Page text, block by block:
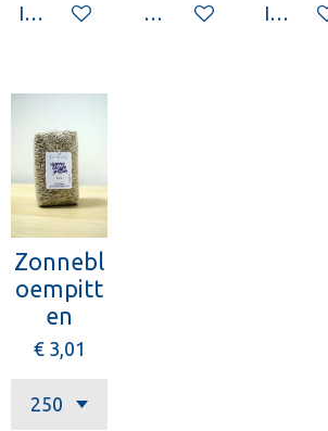
In winkelwagenHoud mij op deIn
Zonnebl
oempitt
en
€ 3,01